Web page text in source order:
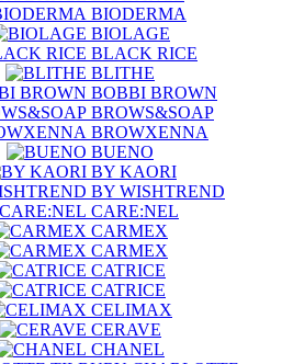
BIODERMA
BIOLAGE
BLACK RICE
BLITHE
BOBBI BROWN
BROWS&SOAP
BROWXENNA
BUENO
BY KAORI
BY WISHTREND
CARE:NEL
CARMEX
CARMEX
CATRICE
CATRICE
CELIMAX
CERAVE
CHANEL